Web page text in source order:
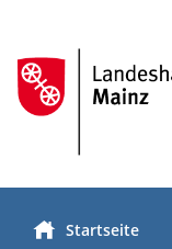
Startseite